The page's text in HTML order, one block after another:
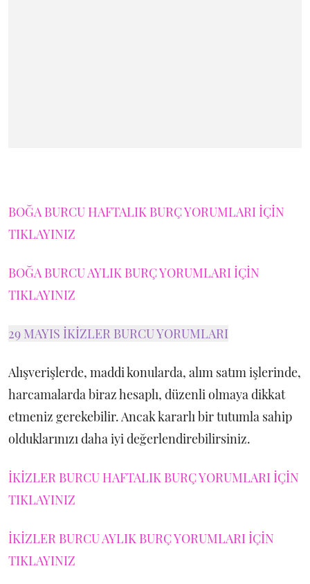
BOĞA BURCU HAFTALIK BURÇ YORUMLARI İÇİN
TIKLAYINIZ
BOĞA BURCU AYLIK BURÇ YORUMLARI İÇİN
TIKLAYINIZ
29 MAYIS İKİZLER BURCU YORUMLARI
Alışverişlerde, maddi konularda, alım satım işlerinde,
harcamalarda biraz hesaplı, düzenli olmaya dikkat
etmeniz gerekebilir. Ancak kararlı bir tutumla sahip
olduklarınızı daha iyi değerlendirebilirsiniz.
İKİZLER BURCU HAFTALIK BURÇ YORUMLARI İÇİN
TIKLAYINIZ
İKİZLER BURCU AYLIK BURÇ YORUMLARI İÇİN
TIKLAYINIZ